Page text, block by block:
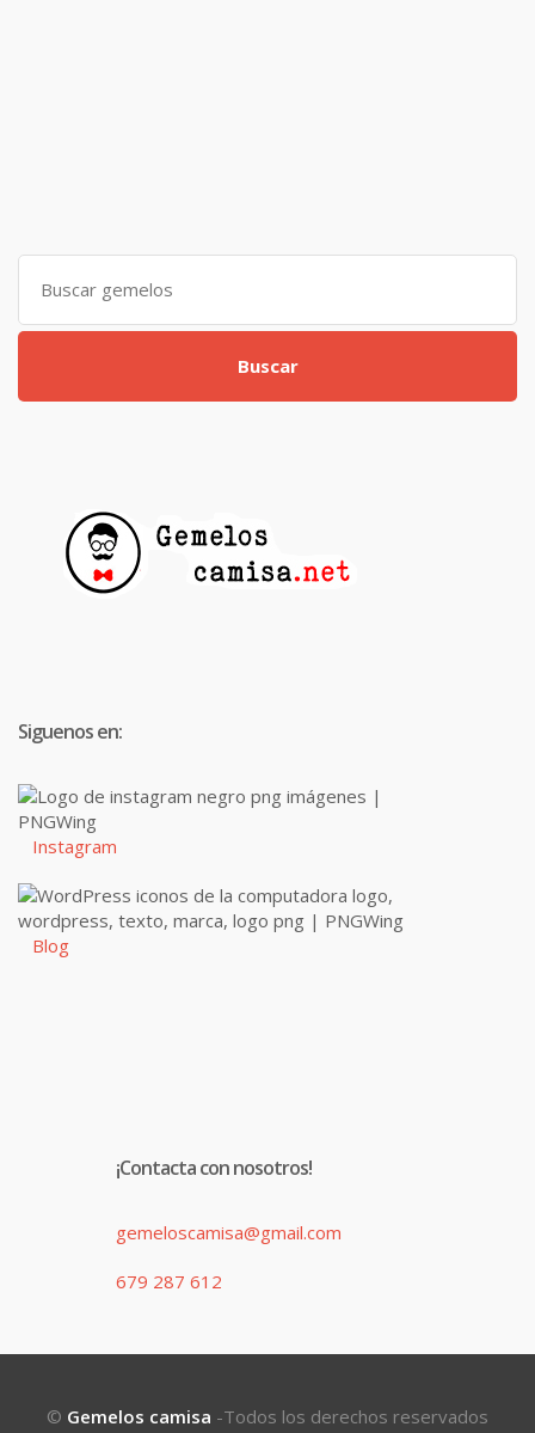
Search
for:
Buscar
Siguenos en:
Instagram
Blog
¡Contacta con nosotros!
gemeloscamisa@gmail.com
679 287 612
© Gemelos camisa -Todos los derechos reservados